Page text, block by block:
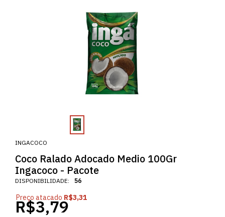
INGACOCO
Coco Ralado Adocado Medio 100Gr
Ingacoco - Pacote
DISPONIBILIDADE: 56
Preço atacado R$3,31
R$3,79